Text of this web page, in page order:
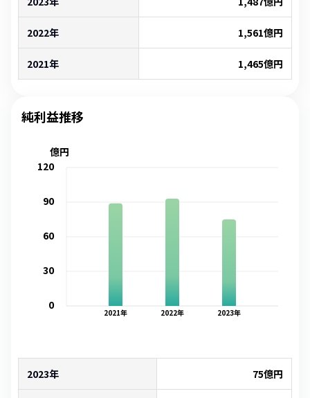
2022年 1,561億円
2021年 1,465億円
純利益推移
2021年 2022年 2023年
0
30
60
90
120
億円
2023年 75億円